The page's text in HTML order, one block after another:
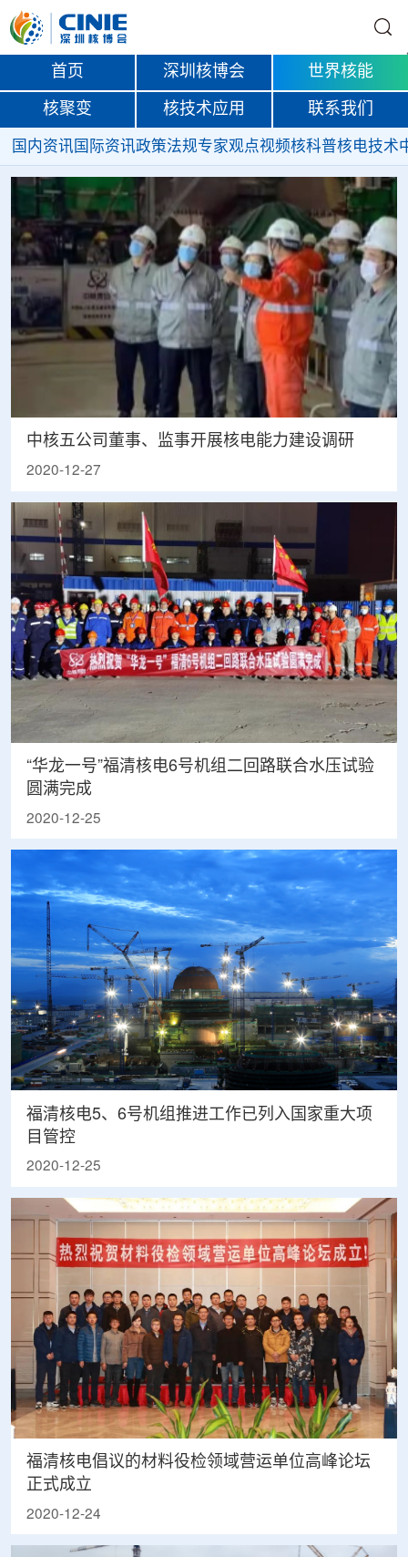
首页 深圳核博会 世界核能
核聚变 核技术应用 联系我们
国内资讯 国际资讯政策法规专家观点视频核科普核电技术
中核五公司董事、监事开展核电能力建设调研
2020-12-27
“华龙一号”福清核电6号机组二回路联合水压试验
圆满完成
2020-12-25
福清核电5、6号机组推进工作已列入国家重大项
目管控
2020-12-25
福清核电倡议的材料役检领域营运单位高峰论坛
正式成立
2020-12-24